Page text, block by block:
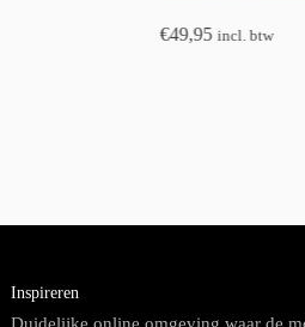
incl. btw
Inspireren